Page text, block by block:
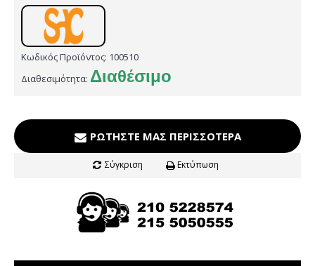
Κωδικός Προϊόντος: 100510
Διαθεσιμότητα: Διαθέσιμο
ΡΩΤΉΣΤΕ ΜΑΣ ΠΕΡΙΣΣΌΤΕΡΑ
Σύγκριση Εκτύπωση